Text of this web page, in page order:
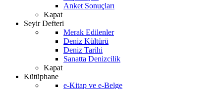
Anket Sonuçları
Kapat
Seyir Defteri
Merak Edilenler
Deniz Kültürü
Deniz Tarihi
Sanatta Denizcilik
Kapat
Kütüphane
e-Kitap ve e-Belge